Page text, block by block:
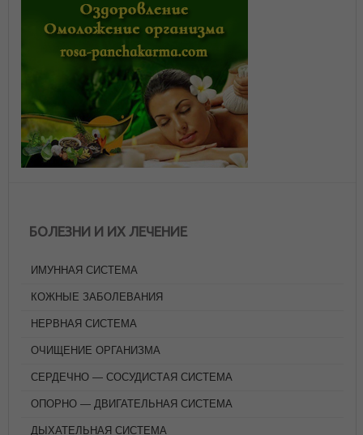
БОЛЕЗНИ И ИХ ЛЕЧЕНИЕ
ИМУННАЯ СИСТЕМА
КОЖНЫЕ ЗАБОЛЕВАНИЯ
НЕРВНАЯ СИСТЕМА
ОЧИЩЕНИЕ ОРГАНИЗМА
СЕРДЕЧНО — СОСУДИСТАЯ СИСТЕМА
ОПОРНО — ДВИГАТЕЛЬНАЯ СИСТЕМА
ДЫХАТЕЛЬНАЯ СИСТЕМА